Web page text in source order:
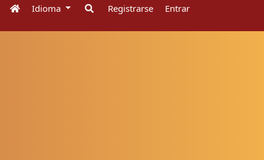
Idioma Registrarse Entrar